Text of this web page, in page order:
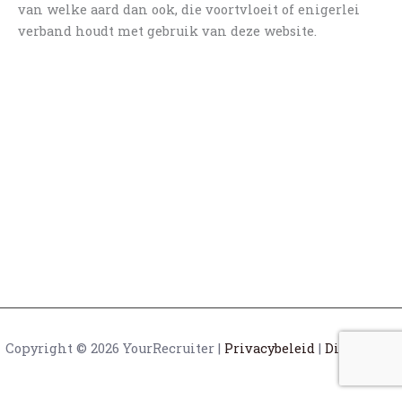
van welke aard dan ook, die voortvloeit of enigerlei
verband houdt met gebruik van deze website.
Copyright © 2026 YourRecruiter | Privacybeleid| Disclaimer